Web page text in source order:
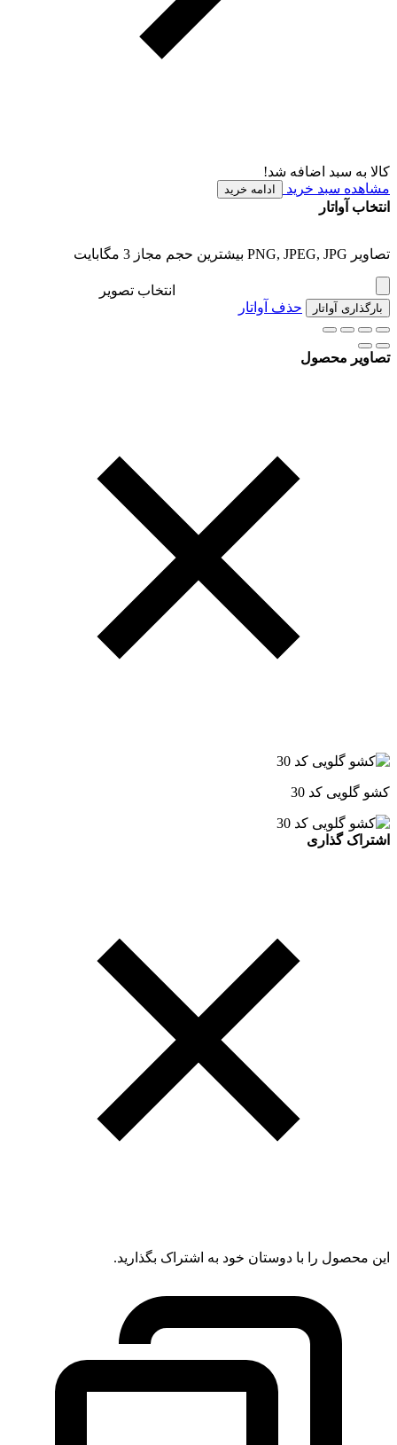
کالا به سبد اضافه شد!
مشاهده سبد خرید
ادامه خرید
انتخاب آواتار
تصاویر PNG, JPEG, JPG بیشترین حجم مجاز 3 مگابایت
انتخاب تصویر
بارگذاری آواتار حذف آواتار
تصاویر محصول
کشو گلویی کد 30
اشتراک گذاری
این محصول را با دوستان خود به اشتراک بگذارید.